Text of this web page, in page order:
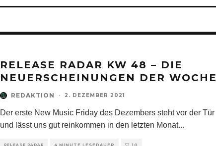
RELEASE RADAR KW 48 – DIE
NEUERSCHEINUNGEN DER WOCHE
REDAKTION · 2. DEZEMBER 2021
Der erste New Music Friday des Dezembers steht vor der Tür
und lässt uns gut reinkommen in den letzten Monat...
RELEASE RADAR 4 MINUTE LESEDAUER 10